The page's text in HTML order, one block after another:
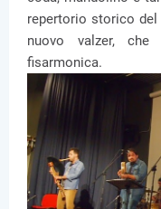
repertorio storico
nuovo valzer,
fisarmonica.